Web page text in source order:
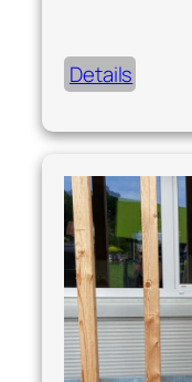
Details